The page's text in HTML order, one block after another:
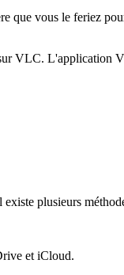
que vous le feriez
VLC.
plusieurs
et iCloud.